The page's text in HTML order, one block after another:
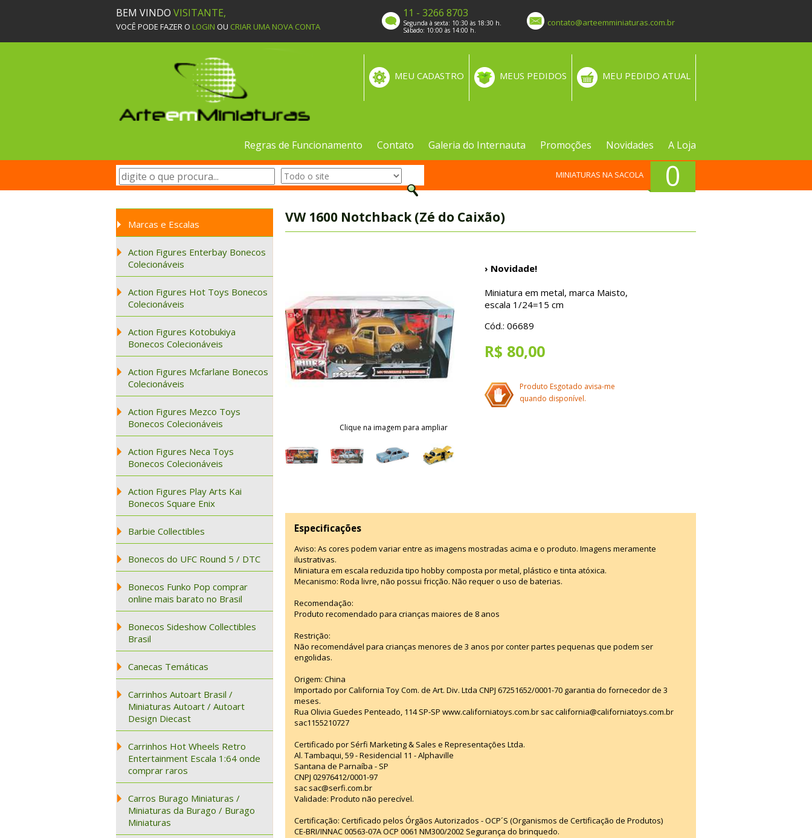
BEM VINDO VISITANTE,
VOCÊ PODE FAZER O LOGIN OU CRIAR UMA NOVA CONTA
11 - 3266 8703
Segunda à sexta: 10:30 às 18:30 h.
Sábado: 10:00 às 14:00 h.
contato@arteemminiaturas.com.br
MEU PEDIDO ATUAL
MEUS PEDIDOS
MEU CADASTRO
Regras de Funcionamento Contato Galeria do Internauta Promoções Novidades A Loja
0
MINIATURAS NA SACOLA
Marcas e Escalas
Action Figures Enterbay Bonecos
Colecionáveis
Action Figures Hot Toys Bonecos
Colecionáveis
Action Figures Kotobukiya
Bonecos Colecionáveis
Action Figures Mcfarlane Bonecos
Colecionáveis
Action Figures Mezco Toys
Bonecos Colecionáveis
Action Figures Neca Toys
Bonecos Colecionáveis
Action Figures Play Arts Kai
Bonecos Square Enix
Barbie Collectibles
Bonecos do UFC Round 5 / DTC
Bonecos Funko Pop comprar
online mais barato no Brasil
Bonecos Sideshow Collectibles
Brasil
Canecas Temáticas
Carrinhos Autoart Brasil /
Miniaturas Autoart / Autoart
Design Diecast
Carrinhos Hot Wheels Retro
Entertainment Escala 1:64 onde
comprar raros
Carros Burago Miniaturas /
Miniaturas da Burago / Burago
Miniaturas
VW 1600 Notchback (Zé do Caixão)
Clique na imagem para ampliar
› Novidade!
Miniatura em metal, marca Maisto,
escala 1/24=15 cm
Cód.: 06689
R$ 80,00
Produto Esgotado avisa-me
quando disponível.
Especificações
Aviso: As cores podem variar entre as imagens mostradas acima e o produto. Imagens meramente
ilustrativas.
Miniatura em escala reduzida tipo hobby composta por metal, plástico e tinta atóxica.
Mecanismo: Roda livre, não possui fricção. Não requer o uso de baterias.
Recomendação:
Produto recomendado para crianças maiores de 8 anos
Restrição:
Não recomendável para crianças menores de 3 anos por conter partes pequenas que podem ser
engolidas.
Origem: China
Importado por California Toy Com. de Art. Div. Ltda CNPJ 67251652/0001-70 garantia do fornecedor de 3
meses.
Rua Olivia Guedes Penteado, 114 SP-SP www.californiatoys.com.br sac california@californiatoys.com.br
sac1155210727
Certificado por Sérfi Marketing & Sales e Representações Ltda.
Al. Tambaqui, 59 - Residencial 11 - Alphaville
Santana de Parnaíba - SP
CNPJ 02976412/0001-97
sac sac@serfi.com.br
Validade: Produto não perecível.
Certificação: Certificado pelos Órgãos Autorizados - OCP´S (Organismos de Certificação de Produtos)
CE-BRI/INNAC 00563-07A OCP 0061 NM300/2002 Segurança do brinquedo.